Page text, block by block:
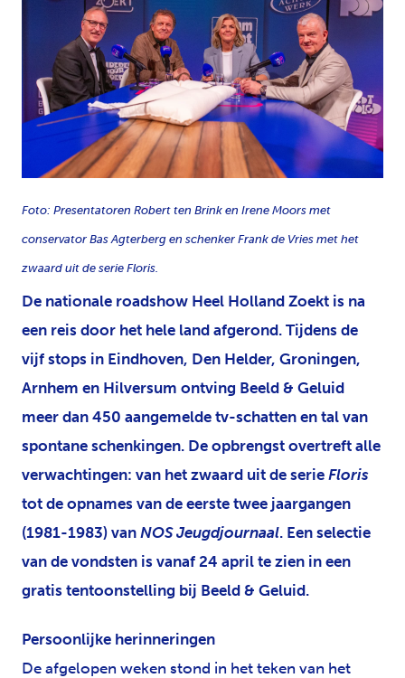
PNG
Foto: Presentatoren Robert ten Brink en Irene Moors met
conservator Bas Agterberg en schenker Frank de Vries met het
zwaard uit de serie Floris.
De nationale roadshow Heel Holland Zoekt is na
een reis door het hele land afgerond. Tijdens de
vijf stops in Eindhoven, Den Helder, Groningen,
Arnhem en Hilversum ontving Beeld & Geluid
meer dan 450 aangemelde tv-schatten en tal van
spontane schenkingen. De opbrengst overtreft alle
verwachtingen: van het zwaard uit de serie Floris
tot de opnames van de eerste twee jaargangen
(1981-1983) van NOS Jeugdjournaal. Een selectie
van de vondsten is vanaf 24 april te zien in een
gratis tentoonstelling bij Beeld & Geluid.
Persoonlijke herinneringen
De afgelopen weken stond in het teken van het